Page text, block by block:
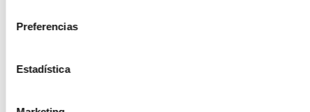
Preferencias
Estadística
Pablo Llorente (castellano): "En